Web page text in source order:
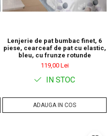
Lenjerie de pat bumbac finet, 6
piese, cearceaf de pat cu elastic,
bleu, cu frunze rotunde
119,00 Lei
IN STOC
ADAUGA IN COS